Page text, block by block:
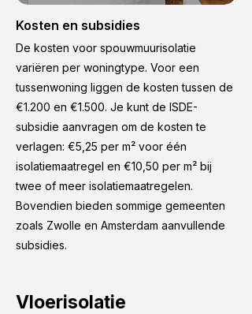
Kosten en subsidies
De kosten voor spouwmuurisolatie
variëren per woningtype. Voor een
tussenwoning liggen de kosten tussen de
€1.200 en €1.500. Je kunt de ISDE-
subsidie aanvragen om de kosten te
verlagen: €5,25 per m² voor één
isolatiemaatregel en €10,50 per m² bij
twee of meer isolatiemaatregelen.
Bovendien bieden sommige gemeenten
zoals Zwolle en Amsterdam aanvullende
subsidies.
Vloerisolatie